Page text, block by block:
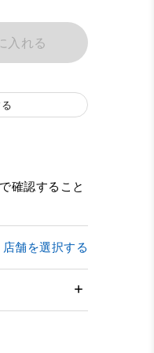
入れる
確認すること
店舗を選択する